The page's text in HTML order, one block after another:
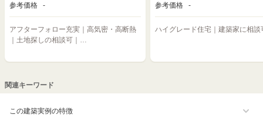
参考価格 -
アフターフォロー充実｜高気密・高断熱
｜土地探しの相談可｜…
参考価格 -
ハイグレード住宅｜建築家に相
関連キーワード
この建築実例の特徴